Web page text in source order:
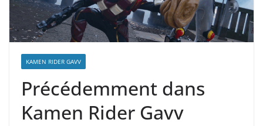
KAMEN RIDER GAVV
Précédemment dans
Kamen Rider Gavv